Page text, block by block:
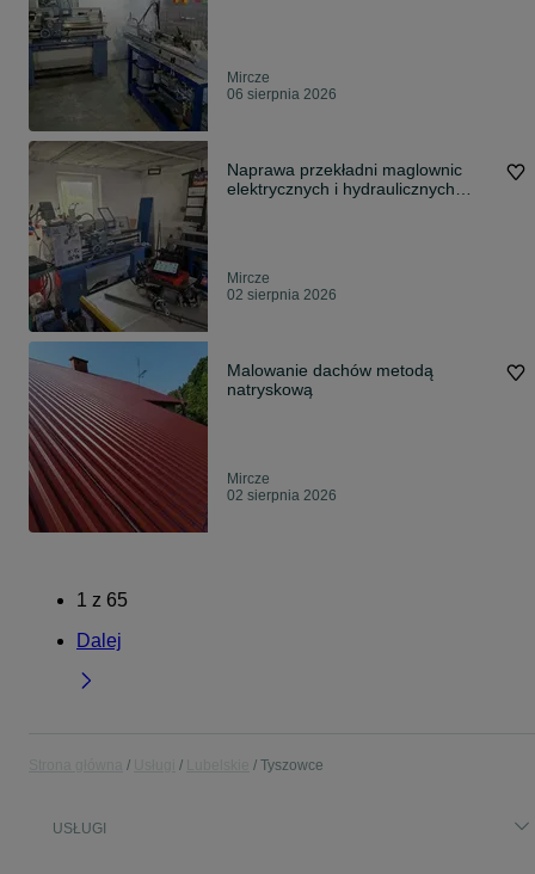
Mircze
06 sierpnia 2026
Naprawa przekładni maglownic
elektrycznych i hydraulicznych
Mircze
02 sierpnia 2026
Malowanie dachów metodą
natryskową
Mircze
02 sierpnia 2026
1 z 65
Dalej
Tyszowce
USŁUGI